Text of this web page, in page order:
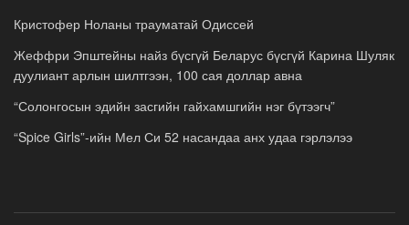
Кристофер Ноланы трауматай Одиссей
Жеффри Эпштейны найз бүсгүй Беларус бүсгүй Карина Шуляк
дуулиант арлын шилтгээн, 100 сая доллар авна
“Солонгосын эдийн засгийн гайхамшгийн нэг бүтээгч”
“Spice Girls”-ийн Мел Си 52 насандаа анх удаа гэрлэлээ